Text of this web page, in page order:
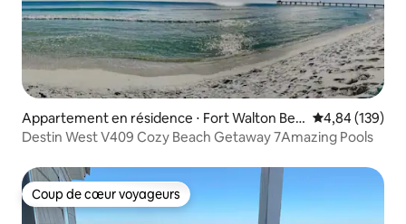
Appartement en résidence ⋅ Fort Walton Bea
ch
Évaluation
4,84 (139)
Destin West V409 Cozy Beach Getaway 7Amazing Pools
Coup de cœur voyageurs
Coup de cœur voyageurs